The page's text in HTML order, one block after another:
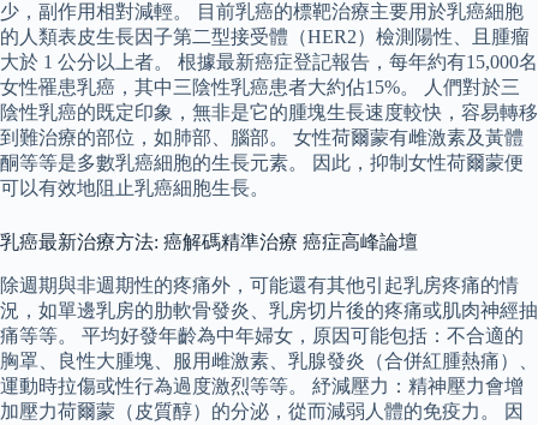
少，副作用相對減輕。 目前乳癌的標靶治療主要用於乳癌細胞
的人類表皮生長因子第二型接受體（HER2）檢測陽性、且腫瘤
大於 1 公分以上者。 根據最新癌症登記報告，每年約有15,000名
女性罹患乳癌，其中三陰性乳癌患者大約佔15%。 人們對於三
陰性乳癌的既定印象，無非是它的腫塊生長速度較快，容易轉移
到難治療的部位，如肺部、腦部。 女性荷爾蒙有雌激素及黃體
酮等等是多數乳癌細胞的生長元素。 因此，抑制女性荷爾蒙便
可以有效地阻止乳癌細胞生長。
乳癌最新治療方法: 癌解碼精準治療 癌症高峰論壇
除週期與非週期性的疼痛外，可能還有其他引起乳房疼痛的情
況，如單邊乳房的肋軟骨發炎、乳房切片後的疼痛或肌肉神經抽
痛等等。 平均好發年齡為中年婦女，原因可能包括：不合適的
胸罩、良性大腫塊、服用雌激素、乳腺發炎（合併紅腫熱痛）、
運動時拉傷或性行為過度激烈等等。 紓減壓力：精神壓力會增
加壓力荷爾蒙（皮質醇）的分泌，從而減弱人體的免疫力。 因